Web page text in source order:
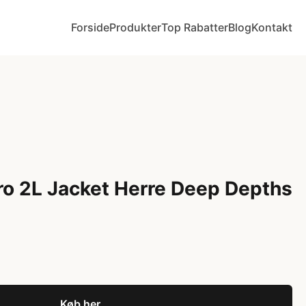
ForsideProdukterTop RabatterBlogKontakt
2L Jacket Herre Deep Depths